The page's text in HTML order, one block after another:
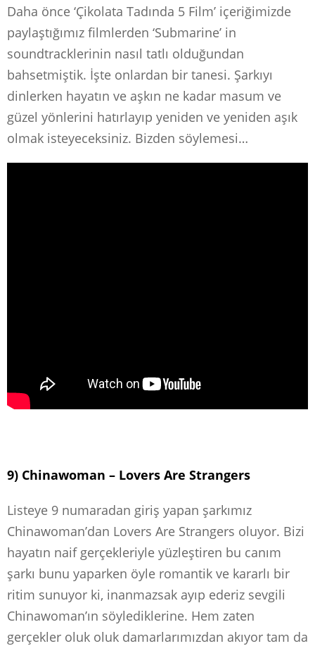
Daha önce ‘Çikolata Tadında 5 Film’ içeriğimizde
paylaştığımız filmlerden ‘Submarine’ in
soundtracklerinin nasıl tatlı olduğundan
bahsetmiştik. İşte onlardan bir tanesi. Şarkıyı
dinlerken hayatın ve aşkın ne kadar masum ve
güzel yönlerini hatırlayıp yeniden ve yeniden aşık
olmak isteyeceksiniz. Bizden söylemesi…
9) Chinawoman – Lovers Are Strangers
Listeye 9 numaradan giriş yapan şarkımız
Chinawoman’dan Lovers Are Strangers oluyor. Bizi
hayatın naif gerçekleriyle yüzleştiren bu canım
şarkı bunu yaparken öyle romantik ve kararlı bir
ritim sunuyor ki, inanmazsak ayıp ederiz sevgili
Chinawoman’ın söylediklerine. Hem zaten
gerçekler oluk oluk damarlarımızdan akıyor tam da